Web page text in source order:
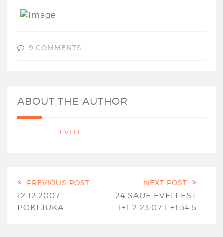
9 COMMENTS
ABOUT THE AUTHOR
EVELI
PREVIOUS POST
12.12.2007 –
POKLJUKA
NEXT POST
24 SAUE EVELI EST
1+1 2 23:07.1 +1:34.5